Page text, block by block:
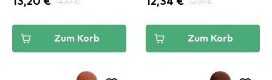
Zum Korb Zum Korb